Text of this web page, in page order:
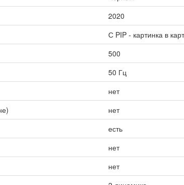
2020
С PIP - картинка в
500
50 Гц
нет
нет
есть
нет
нет